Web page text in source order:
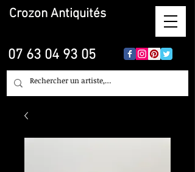
Crozon Antiquités
07 63 04 93 05